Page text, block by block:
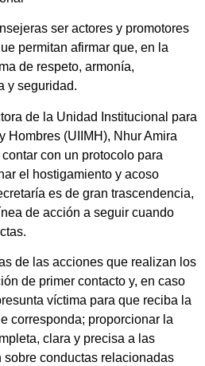
ser actores y promotores
permitan afirmar que, en la
de respeto, armonía,
y seguridad.
de la Unidad Institucional para
Hombres (UIIMH), Nhur Amira
con un protocolo para
el hostigamiento y acoso
es de gran trascendencia,
de acción a seguir cuando
de las acciones que realizan los
de primer contacto y, en caso
víctima para que reciba la
corresponda; proporcionar la
clara y precisa a las
conductas relacionadas